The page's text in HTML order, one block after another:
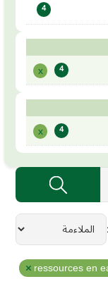
4
4
x
4
x
ressources en